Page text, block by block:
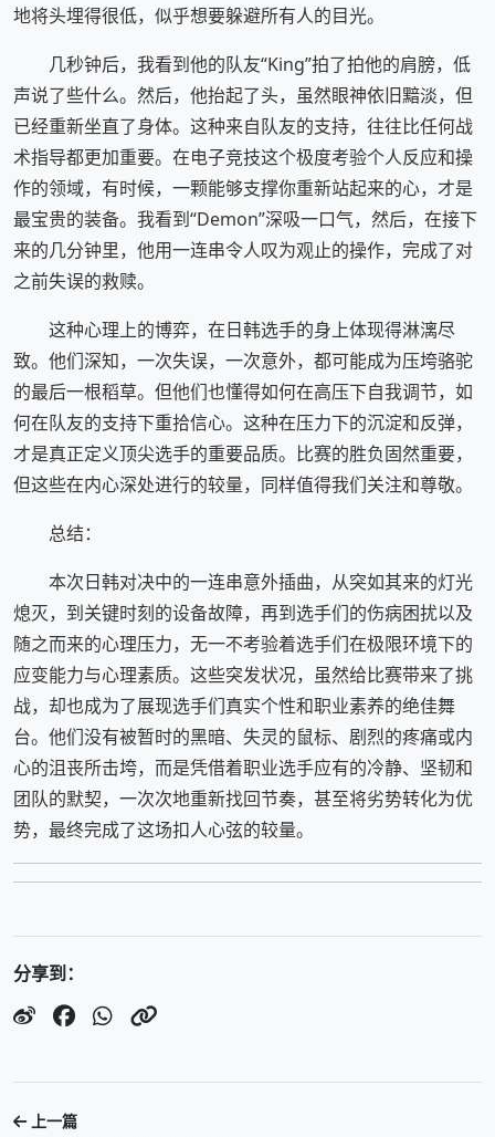
地将头埋得很低，似乎想要躲避所有人的目光。
几秒钟后，我看到他的队友“King”拍了拍他的肩膀，低
声说了些什么。然后，他抬起了头，虽然眼神依旧黯淡，但
已经重新坐直了身体。这种来自队友的支持，往往比任何战
术指导都更加重要。在电子竞技这个极度考验个人反应和操
作的领域，有时候，一颗能够支撑你重新站起来的心，才是
最宝贵的装备。我看到“Demon”深吸一口气，然后，在接下
来的几分钟里，他用一连串令人叹为观止的操作，完成了对
之前失误的救赎。
这种心理上的博弈，在日韩选手的身上体现得淋漓尽
致。他们深知，一次失误，一次意外，都可能成为压垮骆驼
的最后一根稻草。但他们也懂得如何在高压下自我调节，如
何在队友的支持下重拾信心。这种在压力下的沉淀和反弹，
才是真正定义顶尖选手的重要品质。比赛的胜负固然重要，
但这些在内心深处进行的较量，同样值得我们关注和尊敬。
总结：
本次日韩对决中的一连串意外插曲，从突如其来的灯光
熄灭，到关键时刻的设备故障，再到选手们的伤病困扰以及
随之而来的心理压力，无一不考验着选手们在极限环境下的
应变能力与心理素质。这些突发状况，虽然给比赛带来了挑
战，却也成为了展现选手们真实个性和职业素养的绝佳舞
台。他们没有被暂时的黑暗、失灵的鼠标、剧烈的疼痛或内
心的沮丧所击垮，而是凭借着职业选手应有的冷静、坚韧和
团队的默契，一次次地重新找回节奏，甚至将劣势转化为优
势，最终完成了这场扣人心弦的较量。
分享到：
上一篇